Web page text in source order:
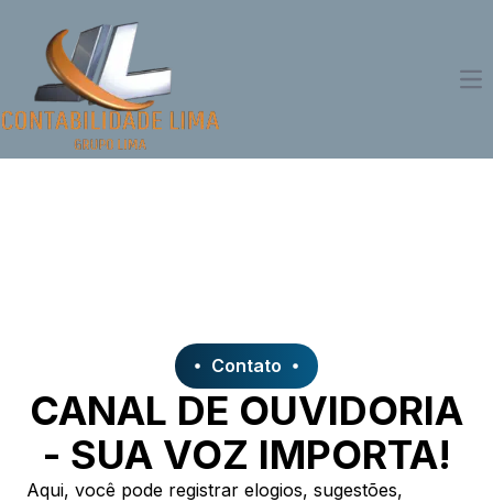
Contato
CANAL DE OUVIDORIA
- SUA VOZ IMPORTA!
Aqui, você pode registrar elogios, sugestões,